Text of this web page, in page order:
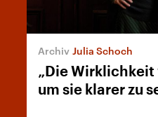
Julia Schoch
„Die
um sie klarer zu